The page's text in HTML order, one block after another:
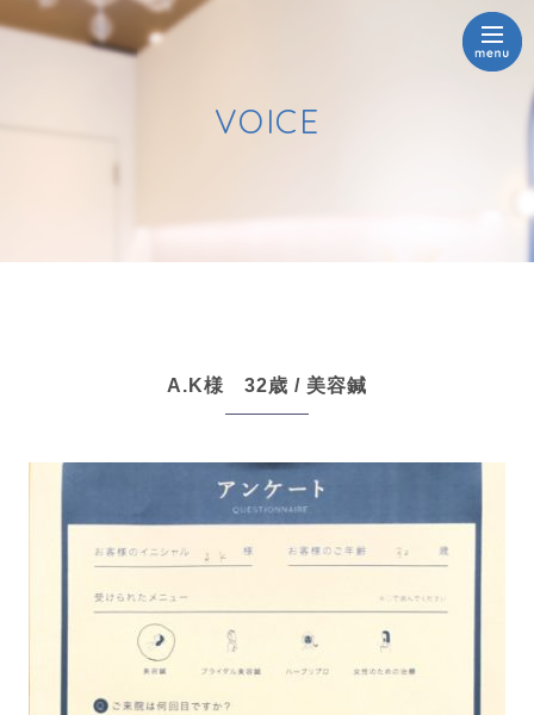
VOICE
A.K様 32歳 / 美容鍼